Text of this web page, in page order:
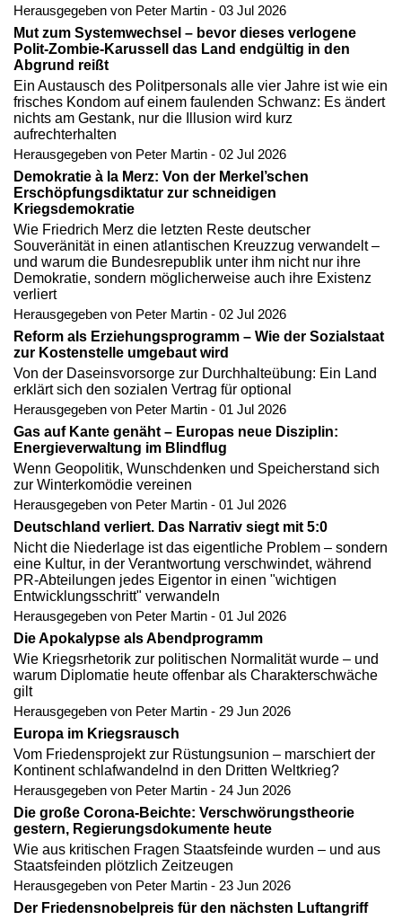
Herausgegeben von Peter Martin - 03 Jul 2026
Mut zum Systemwechsel – bevor dieses verlogene
Polit-Zombie-Karussell das Land endgültig in den
Abgrund reißt
Ein Austausch des Politpersonals alle vier Jahre ist wie ein
frisches Kondom auf einem faulenden Schwanz: Es ändert
nichts am Gestank, nur die Illusion wird kurz
aufrechterhalten
Herausgegeben von Peter Martin - 02 Jul 2026
Demokratie à la Merz: Von der Merkel’schen
Erschöpfungsdiktatur zur schneidigen
Kriegsdemokratie
Wie Friedrich Merz die letzten Reste deutscher
Souveränität in einen atlantischen Kreuzzug verwandelt –
und warum die Bundesrepublik unter ihm nicht nur ihre
Demokratie, sondern möglicherweise auch ihre Existenz
verliert
Herausgegeben von Peter Martin - 02 Jul 2026
Reform als Erziehungsprogramm – Wie der Sozialstaat
zur Kostenstelle umgebaut wird
Von der Daseinsvorsorge zur Durchhalteübung: Ein Land
erklärt sich den sozialen Vertrag für optional
Herausgegeben von Peter Martin - 01 Jul 2026
Gas auf Kante genäht – Europas neue Disziplin:
Energieverwaltung im Blindflug
Wenn Geopolitik, Wunschdenken und Speicherstand sich
zur Winterkomödie vereinen
Herausgegeben von Peter Martin - 01 Jul 2026
Deutschland verliert. Das Narrativ siegt mit 5:0
Nicht die Niederlage ist das eigentliche Problem – sondern
eine Kultur, in der Verantwortung verschwindet, während
PR-Abteilungen jedes Eigentor in einen "wichtigen
Entwicklungsschritt" verwandeln
Herausgegeben von Peter Martin - 01 Jul 2026
Die Apokalypse als Abendprogramm
Wie Kriegsrhetorik zur politischen Normalität wurde – und
warum Diplomatie heute offenbar als Charakterschwäche
gilt
Herausgegeben von Peter Martin - 29 Jun 2026
Europa im Kriegsrausch
Vom Friedensprojekt zur Rüstungsunion – marschiert der
Kontinent schlafwandelnd in den Dritten Weltkrieg?
Herausgegeben von Peter Martin - 24 Jun 2026
Die große Corona-Beichte: Verschwörungstheorie
gestern, Regierungsdokumente heute
Wie aus kritischen Fragen Staatsfeinde wurden – und aus
Staatsfeinden plötzlich Zeitzeugen
Herausgegeben von Peter Martin - 23 Jun 2026
Der Friedensnobelpreis für den nächsten Luftangriff